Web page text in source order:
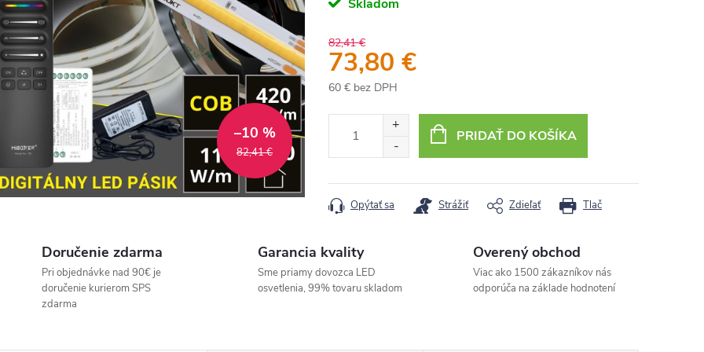
82,41 €
–10 %
Skladom
82,41 €
73,80 €
60 € bez DPH
cena:
PRIDAŤ DO KOŠÍKA
Tlač
Opýtať sa Strážiť Zdieľať
Doručenie zdarma
Pri objednávke nad 90€ je
doručenie kurierom SPS
zdarma
Garancia kvality
Sme priamy dovozca LED
osvetlenia, 99% tovaru skladom
Overený obchod
Viac ako 1500 zákazníkov nás
odporúča na základe hodnotení